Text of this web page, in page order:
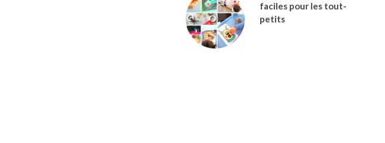
faciles pour les tout-
petits